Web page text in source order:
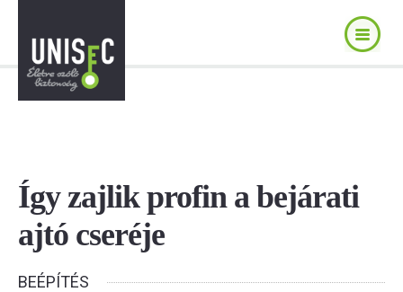
Így zajlik profin a bejárati
ajtó cseréje
BEÉPÍTÉS